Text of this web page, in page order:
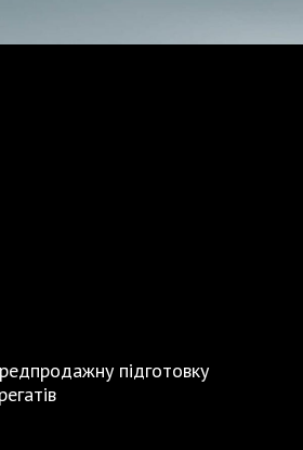
підготовку